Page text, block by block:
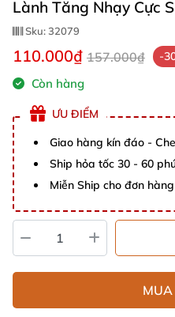
Lành Tăng Nhạy Cực
Sku:32079
110.000₫ 157.000₫ -
Còn hàng
ƯU ĐIỂM
Giao hàng kín đáo -
Ship hỏa tốc 30 - 60
Miễn Ship cho đơn
MUA